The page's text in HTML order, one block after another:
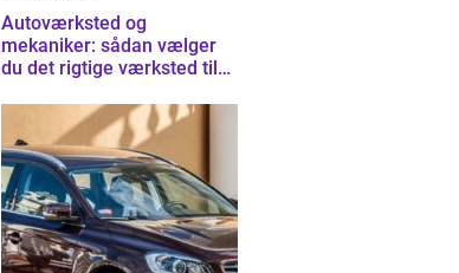
Autoværksted og
mekaniker: sådan vælger
du det rigtige værksted til